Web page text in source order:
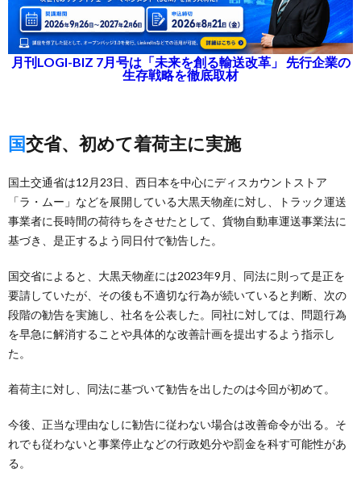
月刊LOGI-BIZ 7月号は「未来を創る輸送改革」 先行企業の
生存戦略を徹底取材
国交省、初めて着荷主に実施
国土交通省は12月23日、西日本を中心にディスカウントストア
「ラ・ムー」などを展開している大黒天物産に対し、トラック運送
事業者に長時間の荷待ちをさせたとして、貨物自動車運送事業法に
基づき、是正するよう同日付で勧告した。
国交省によると、大黒天物産には2023年9月、同法に則って是正を
要請していたが、その後も不適切な行為が続いていると判断、次の
段階の勧告を実施し、社名を公表した。同社に対しては、問題行為
を早急に解消することや具体的な改善計画を提出するよう指示し
た。
着荷主に対し、同法に基づいて勧告を出したのは今回が初めて。
今後、正当な理由なしに勧告に従わない場合は改善命令が出る。そ
れでも従わないと事業停止などの行政処分や罰金を科す可能性があ
る。